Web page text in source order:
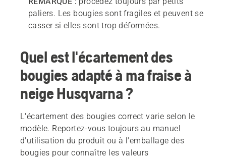
paliers. Les bougies sont fragiles et peuvent se
casser si elles sont trop déformées.
Quel est l'écartement des
bougies adapté à ma fraise à
neige Husqvarna ?
L'écartement des bougies correct varie selon le
modèle. Reportez-vous toujours au manuel
d'utilisation du produit ou à l'emballage des
bougies pour connaître les valeurs